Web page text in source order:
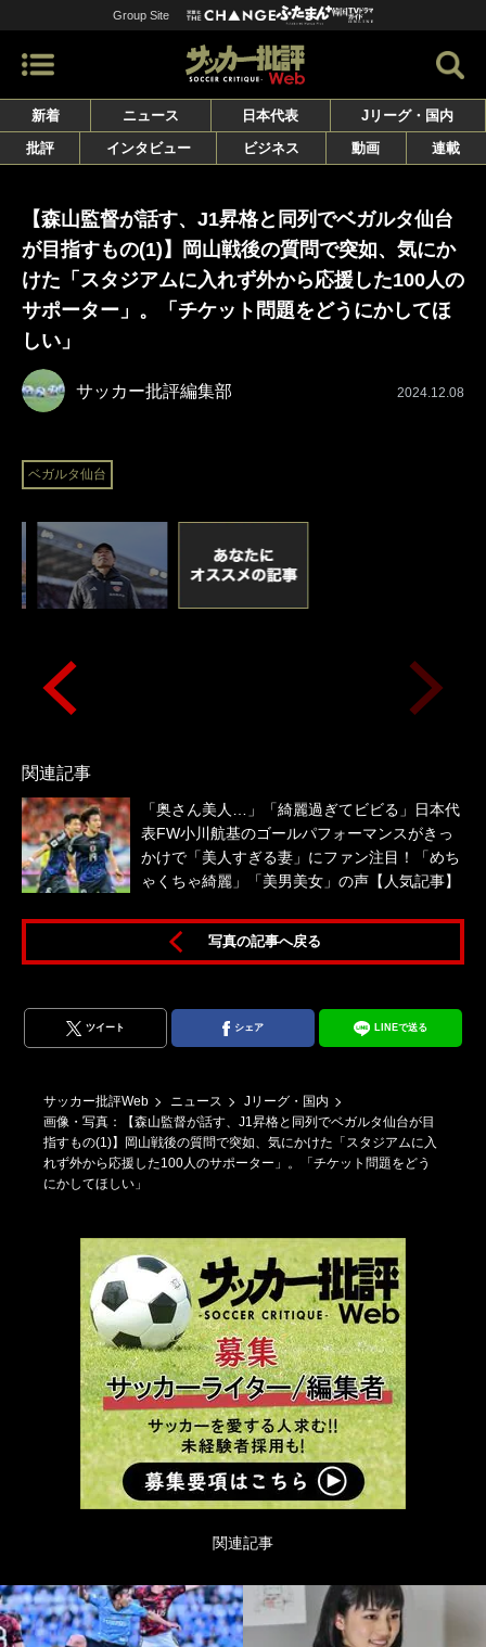
Group Site
新着 ニュース 日本代表
Jリーグ・国内
批評
インタビュー ビジネス 動画 連載
【森山監督が話す、J1昇格と同列でベガルタ仙台
が目指すもの(1)】岡山戦後の質問で突如、気にか
けた「スタジアムに入れず外から応援した100人の
サポーター」。「チケット問題をどうにかしてほ
しい」
サッカー批評編集部 2024.12.08
ベガルタ仙台
関連記事
「奥さん美人…」「綺麗過ぎてビビる」日本代
表FW小川航基のゴールパフォーマンスがきっ
かけで「美人すぎる妻」にファン注目！「めち
ゃくちゃ綺麗」「美男美女」の声【人気記事】
写真の記事へ戻る
ツイート シェア LINEで送る
サッカー批評Web ニュース
Jリーグ・国内
画像・写真：【森山監督が話す、J1昇格と同列でベガルタ仙台が目
指すもの(1)】岡山戦後の質問で突如、気にかけた「スタジアムに入
れず外から応援した100人のサポーター」。「チケット問題をどう
にかしてほしい」
関連記事